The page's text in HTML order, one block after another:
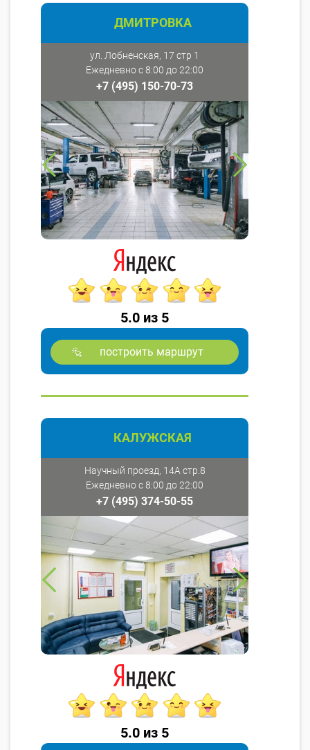
ДМИТРОВКА
ул. Лобненская, 17 стр 1
Ежедневно с 8:00 до 22:00
+7 (495) 150-70-73
5.0 из 5
построить маршрут
КАЛУЖСКАЯ
Научный проезд, 14А стр.8
Ежедневно с 8:00 до 22:00
+7 (495) 374-50-55
5.0 из 5